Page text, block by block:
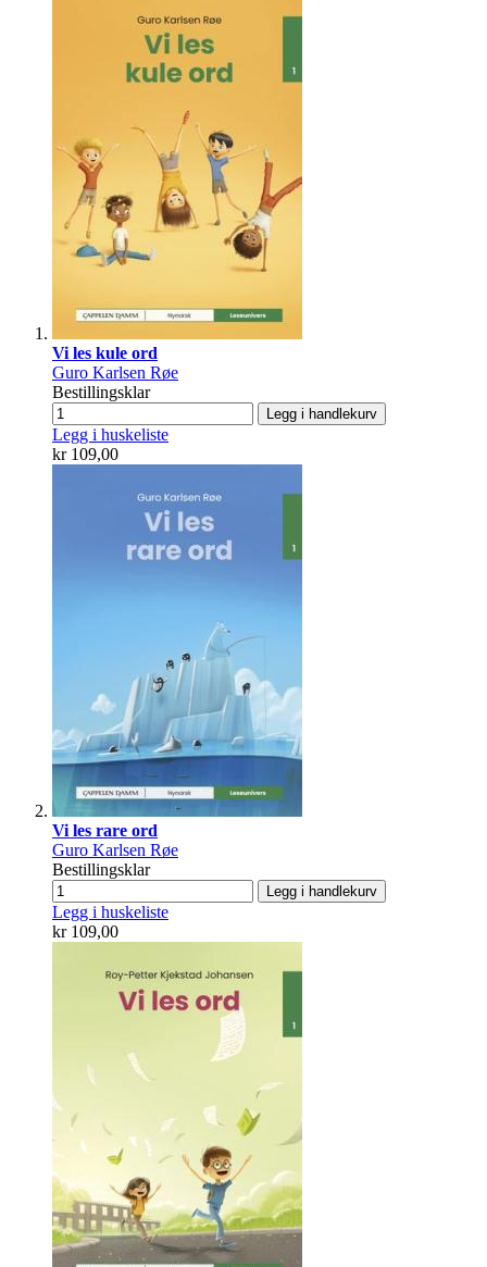
Vi les kule ord
Guro Karlsen Røe
Bestillingsklar
Legg i handlekurv
Legg i huskeliste
kr 109,00
Vi les rare ord
Guro Karlsen Røe
Bestillingsklar
Legg i handlekurv
Legg i huskeliste
kr 109,00